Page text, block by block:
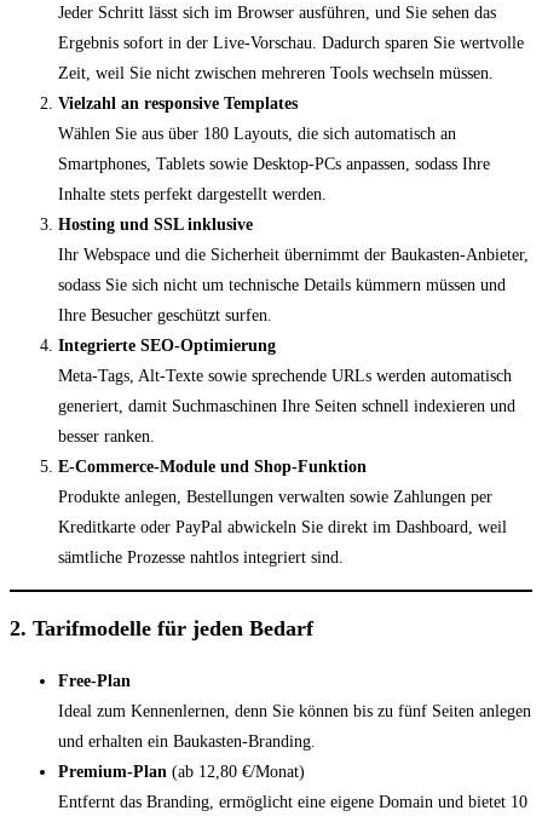
Jeder Schritt lässt sich im Browser ausführen, und Sie sehen das
Ergebnis sofort in der Live-Vorschau. Dadurch sparen Sie wertvolle
Zeit, weil Sie nicht zwischen mehreren Tools wechseln müssen.
Vielzahl an responsive Templates
Wählen Sie aus über 180 Layouts, die sich automatisch an
Smartphones, Tablets sowie Desktop-PCs anpassen, sodass Ihre
Inhalte stets perfekt dargestellt werden.
Hosting und SSL inklusive
Ihr Webspace und die Sicherheit übernimmt der Baukasten-Anbieter,
sodass Sie sich nicht um technische Details kümmern müssen und
Ihre Besucher geschützt surfen.
Integrierte SEO-Optimierung
Meta-Tags, Alt-Texte sowie sprechende URLs werden automatisch
generiert, damit Suchmaschinen Ihre Seiten schnell indexieren und
besser ranken.
E-Commerce-Module und Shop-Funktion
Produkte anlegen, Bestellungen verwalten sowie Zahlungen per
Kreditkarte oder PayPal abwickeln Sie direkt im Dashboard, weil
sämtliche Prozesse nahtlos integriert sind.
2. Tarifmodelle für jeden Bedarf
Free-Plan
Ideal zum Kennenlernen, denn Sie können bis zu fünf Seiten anlegen
und erhalten ein Baukasten-Branding.
Premium-Plan (ab 12,80 €/Monat)
Entfernt das Branding, ermöglicht eine eigene Domain und bietet 10